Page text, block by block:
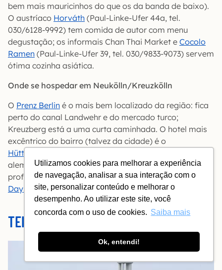
Utilizamos cookies para melhorar a experiência
de navegação, analisar a sua interação com o
site, personalizar conteúdo e melhorar o
desempenho. Ao utilizar este site, você
concorda com o uso de cookies. Saiba mais
Ok, entendi!
bem mais mauricinhos do que os da banda de baixo).
O austríaco Horváth (Paul-Linke-Ufer 44a, tel.
030/6128-9992) tem comida de autor com menu
degustação; os informais Chan Thai Market e Cocolo
Ramen (Paul-Linke-Ufer 39, tel. 030/9833-9073) servem
ótima cozinha asiática.
Onde se hospedar em Neukölln/Kreuzkölln
O Prenz Berlin é o mais bem localizado da região: fica
perto do canal Landwehr e do mercado turco;
Kreuzberg está a uma curta caminhada. O hotel mais
excêntrico do bairro (talvez da cidade) é o
Hüttenpalast
alemães-orientais. Mais embaixo, em Neukölln mais
profundo, considere oHotel am Hermannnplatze o
Days Inn Berlin City South.
TEMPELHOF